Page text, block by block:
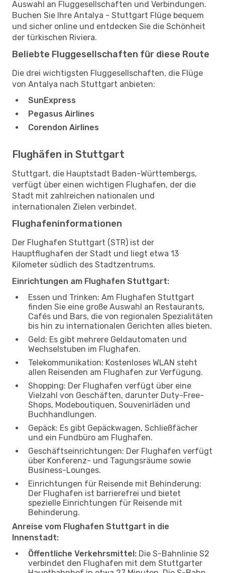
Auswahl an Fluggesellschaften und Verbindungen.
Buchen Sie Ihre Antalya - Stuttgart Flüge bequem
und sicher online und entdecken Sie die Schönheit
der türkischen Riviera.
Beliebte Fluggesellschaften für diese Route
Die drei wichtigsten Fluggesellschaften, die Flüge
von Antalya nach Stuttgart anbieten:
SunExpress
Pegasus Airlines
Corendon Airlines
Flughäfen in Stuttgart
Stuttgart, die Hauptstadt Baden-Württembergs,
verfügt über einen wichtigen Flughafen, der die
Stadt mit zahlreichen nationalen und
internationalen Zielen verbindet.
Flughafeninformationen
Der Flughafen Stuttgart (STR) ist der
Hauptflughafen der Stadt und liegt etwa 13
Kilometer südlich des Stadtzentrums.
Einrichtungen am Flughafen Stuttgart:
Essen und Trinken: Am Flughafen Stuttgart
finden Sie eine große Auswahl an Restaurants,
Cafés und Bars, die von regionalen Spezialitäten
bis hin zu internationalen Gerichten alles bieten.
Geld: Es gibt mehrere Geldautomaten und
Wechselstuben im Flughafen.
Telekommunikation: Kostenloses WLAN steht
allen Reisenden am Flughafen zur Verfügung.
Shopping: Der Flughafen verfügt über eine
Vielzahl von Geschäften, darunter Duty-Free-
Shops, Modeboutiquen, Souvenirläden und
Buchhandlungen.
Gepäck: Es gibt Gepäckwagen, Schließfächer
und ein Fundbüro am Flughafen.
Geschäftseinrichtungen: Der Flughafen verfügt
über Konferenz- und Tagungsräume sowie
Business-Lounges.
Einrichtungen für Reisende mit Behinderung:
Der Flughafen ist barrierefrei und bietet
spezielle Einrichtungen für Reisende mit
Behinderung.
Anreise vom Flughafen Stuttgart in die
Innenstadt:
Öffentliche Verkehrsmittel: Die S-Bahnlinie S2
verbindet den Flughafen mit dem Stuttgarter